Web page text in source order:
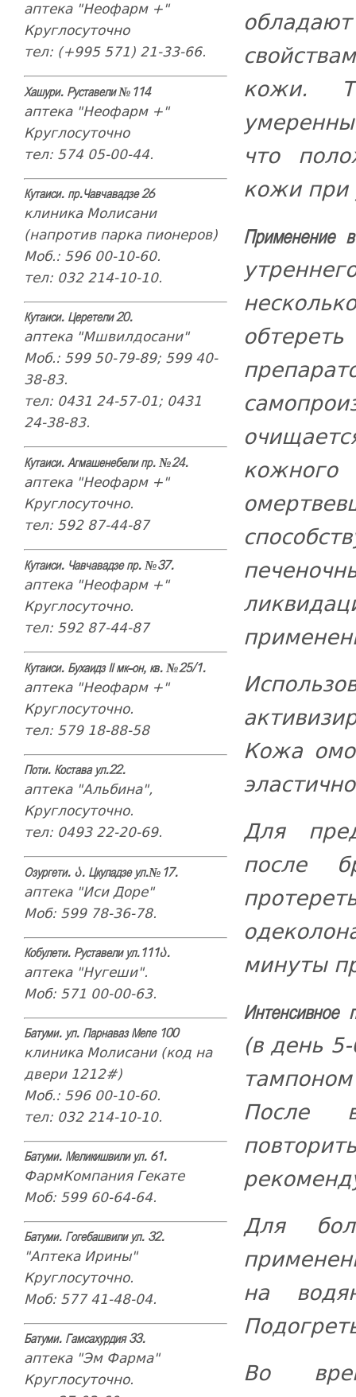
аптека "Неофарм +"
Круглосуточно
тел: (+995 571) 21-33-66.
Хашури. Руставели №114
аптека "Неофарм +"
Круглосуточно
тел: 574 05-00-44.
Кутаиси. пр.Чавчавадзе 26
клиника Молисани
(напротив парка пионеров)
Моб.: 596 00-10-60.
тел: 032 214-10-10.
Кутаиси. Церетели 20.
аптека "Мшвилдосани"
Моб.: 599 50-79-89; 599 40-
38-83.
тел: 0431 24-57-01; 0431
24-38-83.
Кутаиси. Агмашенебели пр. №24.
аптека "Неофарм +"
Круглосуточно.
тел: 592 87-44-87
Кутаиси. Чавчавадзе пр. №37.
аптека "Неофарм +"
Круглосуточно.
тел: 592 87-44-87
Кутаиси. Бухаидз II мк-он, кв. №25/1.
аптека "Неофарм +"
Круглосуточно.
тел: 579 18-88-58
Поти. Костава ул.22.
аптека "Альбина",
Круглосуточно.
тел: 0493 22-20-69.
Озургети. ა. Цкуладзе ул.№17.
аптека "Иси Доре"
Моб: 599 78-36-78.
Кобулети. Руставели ул.111ა.
аптека "Нугеши".
Моб: 571 00-00-63.
Батуми. ул. Парнаваз Мепе 100
клиника Молисани (код на
двери 1212#)
Моб.: 596 00-10-60.
тел: 032 214-10-10.
Батуми. Меликишвили ул. 61.
ФармКомпания Гекате
Моб: 599 60-64-64.
Батуми. Гогебашвили ул. 32.
"Аптека Ирины"
Круглосуточно.
Моб: 577 41-48-04.
Батуми. Гамсахурдия 33.
аптека "Эм Фарма"
Круглосуточно.
кожи.
что
кожи при
Применение
Кожа
Для
после
минуты
Интенсивное
(в день
После
Для
на
Во